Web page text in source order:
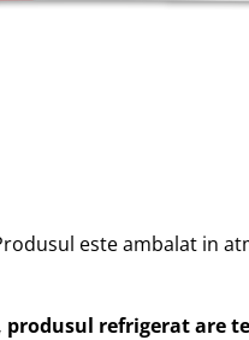
este ambalat in
refrigerat are